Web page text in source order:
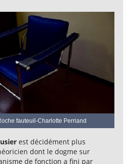
fauteuil-Charlotte Perriand
est décidément plus
dont le dogme sur
de fonction a fini par